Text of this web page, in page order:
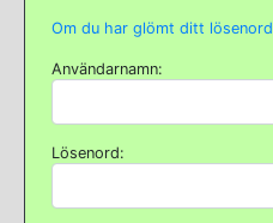
Om du har glömt ditt lösenord
Användarnamn:
Lösenord: